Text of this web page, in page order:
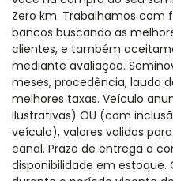
Zero km. Trabalhamos
bancos buscando as
clientes, e também
mediante avaliação.
meses, procedência, laudo
melhores taxas. Veículo
ilustrativas) OU (com
veículo), valores validos
canal. Prazo de entrega a
disponibilidade em